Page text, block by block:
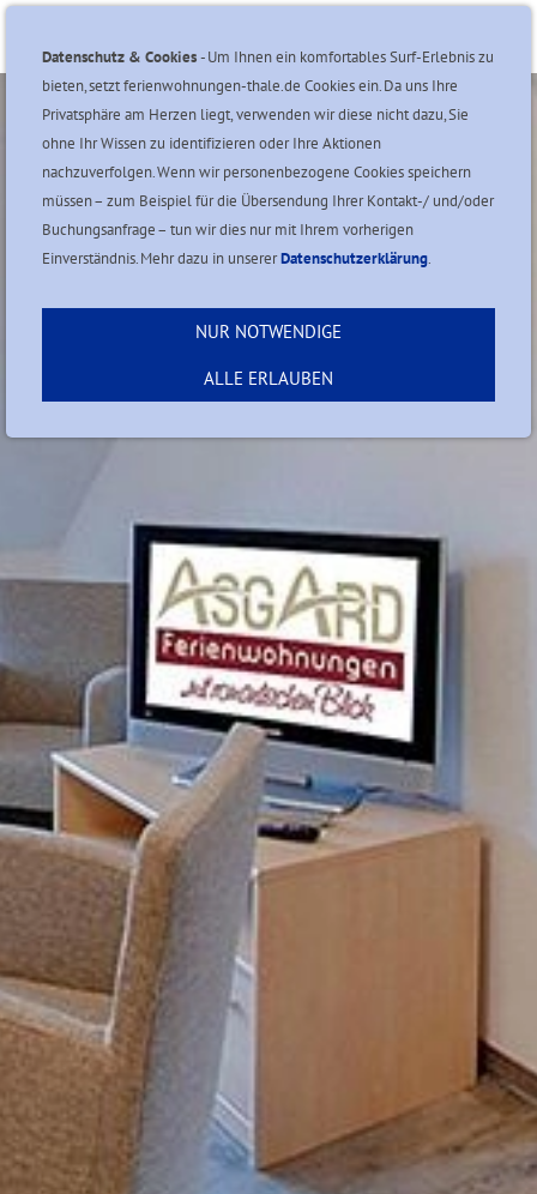
Datenschutz & Cookies- Um Ihnen ein komfortables Surf-Erlebnis zu
bieten, setzt ferienwohnungen-thale.de Cookies ein. Da uns Ihre
Privatsphäre am Herzen liegt, verwenden wir diese nicht dazu, Sie
ohne Ihr Wissen zu identifizieren oder Ihre Aktionen
nachzuverfolgen. Wenn wir personenbezogene Cookies speichern
müssen – zum Beispiel für die Übersendung Ihrer Kontakt-/ und/oder
Buchungsanfrage – tun wir dies nur mit Ihrem vorherigen
Einverständnis. Mehr dazu in unsererDatenschutzerklärung.
NUR NOTWENDIGE
ALLE ERLAUBEN